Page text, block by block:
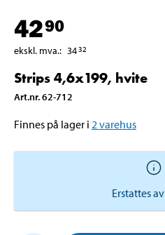
4290
ekskl. mva.: 3432
Strips 4,6x199, hvite
Art.nr.62-712
Finnes på lager i 2 varehus
Erstattes av